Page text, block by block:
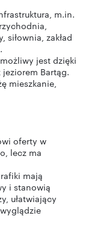
m.in.
siłownia, zakład
jest dzięki
Bartąg.
mieszkanie,
oferty w
lecz ma
mają
i stanowią
ułatwiający